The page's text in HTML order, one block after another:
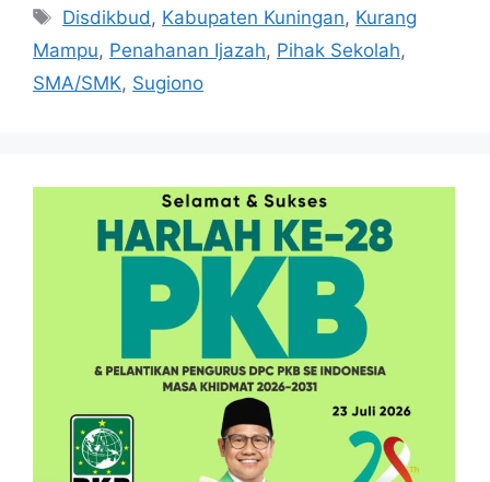
Tag
Disdikbud , Kabupaten Kuningan, Kurang
Mampu, Penahanan Ijazah, Pihak Sekolah,
SMA/SMK, Sugiono